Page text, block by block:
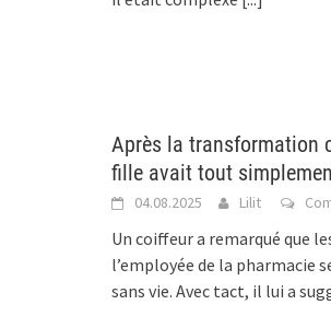
Après la transformation
fille avait tout
04.08.2025 Lilit
Un coiffeur a remarqué que
l’employée de la pharmacie
sans vie. Avec tact, il lui a